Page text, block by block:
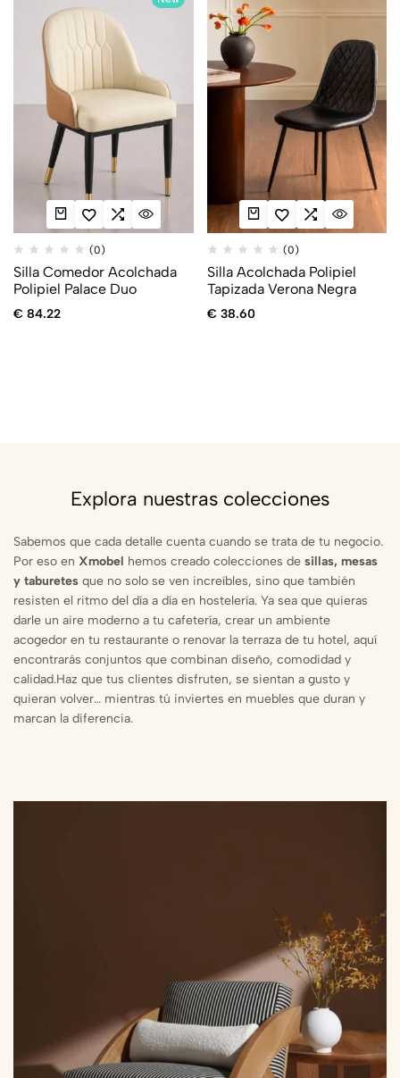
(0)
Silla Comedor Acolchada
Polipiel Palace Duo
€ 84.22
(0)
Silla Acolchada Polipiel
Tapizada Verona Negra
€ 38.60
Explora nuestras colecciones
Sabemos que cada detalle cuenta cuando se trata de tu negocio.
Por eso en Xmobel hemos creado colecciones de sillas, mesas
y taburetes que no solo se ven increíbles, sino que también
resisten el ritmo del día a día en hostelería. Ya sea que quieras
darle un aire moderno a tu cafetería, crear un ambiente
acogedor en tu restaurante o renovar la terraza de tu hotel, aquí
encontrarás conjuntos que combinan diseño, comodidad y
calidad.Haz que tus clientes disfruten, se sientan a gusto y
quieran volver… mientras tú inviertes en muebles que duran y
marcan la diferencia.